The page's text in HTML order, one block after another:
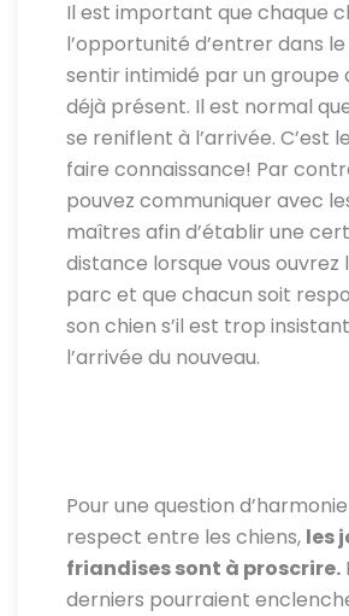
Il est important que chaque
l’opportunité d’entrer dans
sentir intimidé par un groupe
déjà présent. Il est normal
se reniflent à l’arrivée. C’est
faire connaissance! Par
pouvez communiquer avec
maîtres afin d’établir une
distance lorsque vous ouvrez
parc et que chacun soit
son chien s’il est trop
l’arrivée du nouveau.
Pour une question
respect entre les chiens, les
friandises sont à proscrire.
derniers pourraient